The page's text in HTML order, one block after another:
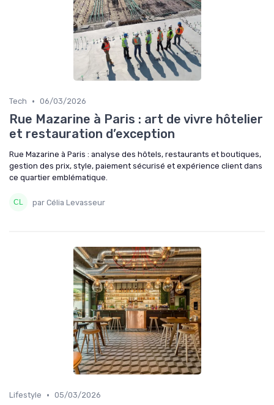
Tech • 06/03/2026
Rue Mazarine à Paris : art de vivre hôtelier
et restauration d’exception
Rue Mazarine à Paris : analyse des hôtels, restaurants et boutiques,
gestion des prix, style, paiement sécurisé et expérience client dans
ce quartier emblématique.
par Célia Levasseur
Lifestyle • 05/03/2026